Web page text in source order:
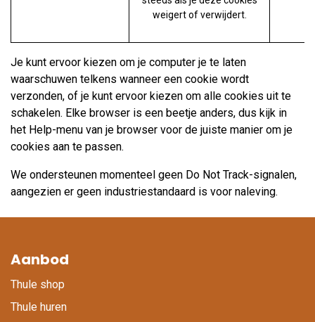
weigert of verwijdert.
Je kunt ervoor kiezen om je computer je te laten
waarschuwen telkens wanneer een cookie wordt
verzonden, of je kunt ervoor kiezen om alle cookies uit te
schakelen. Elke browser is een beetje anders, dus kijk in
het Help-menu van je browser voor de juiste manier om je
cookies aan te passen.
We ondersteunen momenteel geen Do Not Track-signalen,
aangezien er geen industriestandaard is voor naleving.
Aanbod
Thule shop
Thule huren